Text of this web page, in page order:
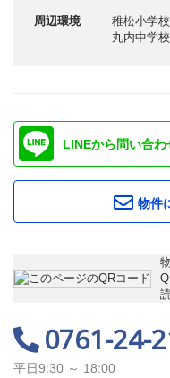
周辺環境
稚松小学校
丸内中学校
LINEから問い合わ
物件
0761-24-
平日9:30 ～ 18:00